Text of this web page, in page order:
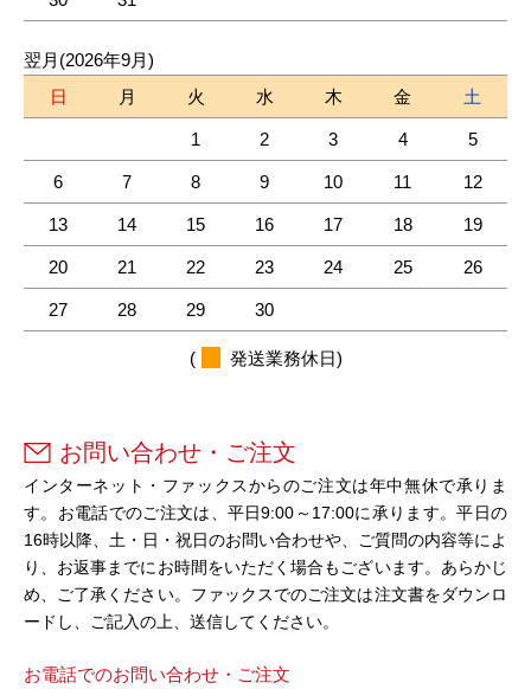
翌月(2026年9月)
日
月 火 水 木 金 土
1 2 3 4 5
6 7 8 9 10 11 12
13 14 15 16 17 18 19
20 21 22 23 24 25 26
27 28 29 30
( 発送業務休日)
お問い合わせ・ご注文
インターネット・ファックスからのご注文は年中無休で承りま
す。お電話でのご注文は、平日9:00～17:00に承ります。平日の
16時以降、土・日・祝日のお問い合わせや、ご質問の内容等によ
り、お返事までにお時間をいただく場合もございます。あらかじ
め、ご了承ください。ファックスでのご注文は注文書をダウンロ
ードし、ご記入の上、送信してください。
お電話でのお問い合わせ・ご注文